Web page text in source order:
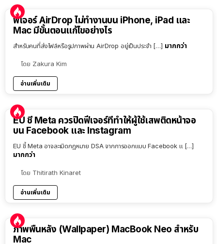
ฟีเจอร์ AirDrop ไม่ทำงานบน iPhone, iPad และ
Mac มีขั้นตอนแก้ไขอย่างไร
สำหรับคนที่ส่งไฟล์หรือรูปภาพผ่าน AirDrop อยู่เป็นประจำ […] มากกว่า
โดย Zakura Kim
อ่านเพิ่มเติม
EU ชี้ Meta ควรปิดฟีเจอร์ที่ทำให้ผู้ใช้เสพติดหน้าจอ
บน Facebook และ Instagram
EU ชี้ Meta อาจละเมิดกฎหมาย DSA จากการออกแบบ Facebook แ […]
มากกว่า
โดย Thitirath Kinaret
อ่านเพิ่มเติม
ภาพพื้นหลัง (Wallpaper) MacBook Neo สำหรับ
Mac